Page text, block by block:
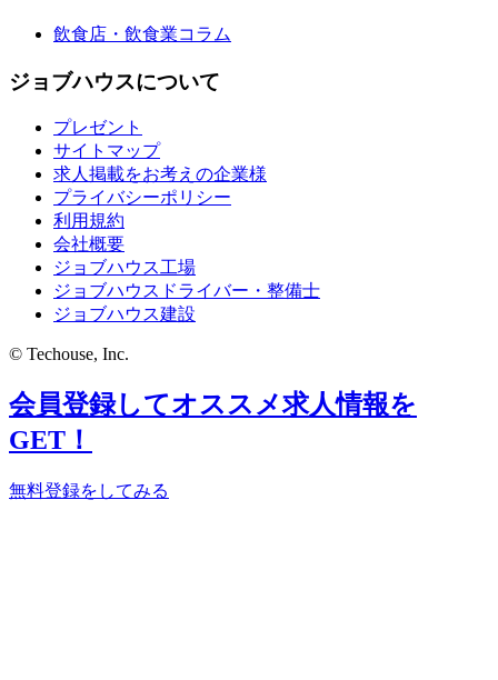
飲食店・飲食業コラム
ジョブハウスについて
プレゼント
サイトマップ
求人掲載をお考えの企業様
プライバシーポリシー
利用規約
会社概要
ジョブハウス工場
ジョブハウスドライバー・整備士
ジョブハウス建設
© Techouse, Inc.
会員登録してオススメ求人情報を
GET！
無料登録をしてみる